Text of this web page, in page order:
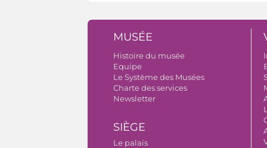
MUSÉE
Histoire du musée
Equipe
Le Système des Musées
Charte des services
Newsletter
SIÈGE
Le palais